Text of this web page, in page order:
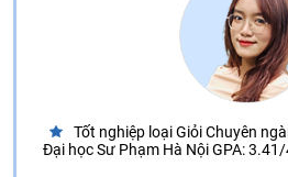
Tốt nghiệp loại Giỏi Chuyên
Đại học Sư Phạm Hà Nội GPA: